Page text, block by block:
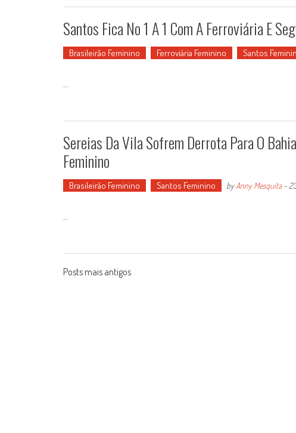
Santos Fica No 1 A 1 Com A Ferroviária E
Brasileirão Feminino Ferroviária Feminino Santos
...
Sereias Da Vila Sofrem Derrota Para O
Feminino
Brasileirão Feminino Santos Feminino byAnny Mesquita-
...
Posts
Posts mais antigos